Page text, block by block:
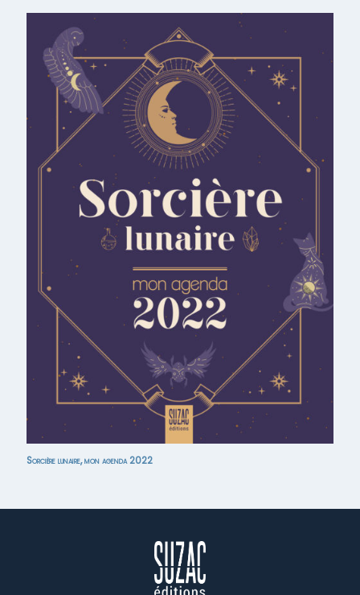
Sorcière lunaire, mon agenda 2022